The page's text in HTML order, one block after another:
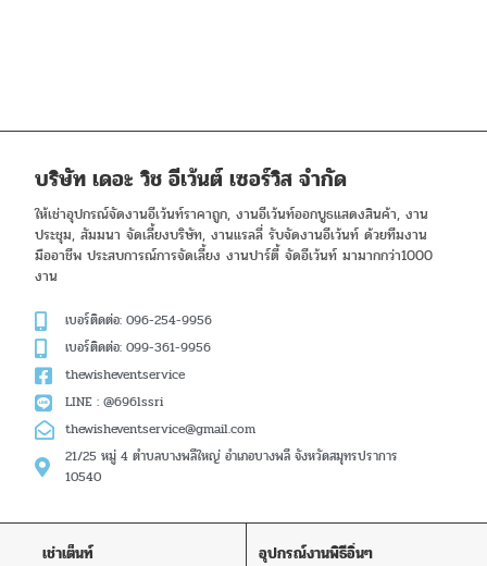
บริษัท เดอะ วิช อีเว้นต์ เซอร์วิส จำกัด
ให้เช่าอุปกรณ์จัดงานอีเว้นท์ราคาถูก, งานอีเว้นท์ออกบูธแสดงสินค้า, งาน
ประชุม, สัมมนา จัดเลี้ยงบริษัท, งานแรลลี่ รับจัดงานอีเว้นท์ ด้วยทีมงาน
มืออาชีพ ประสบการณ์การจัดเลี้ยง งานปาร์ตี้ จัดอีเว้นท์ มามากกว่า1000
งาน
เบอร์ติดต่อ: 096-254-9956
เบอร์ติดต่อ: 099-361-9956
thewisheventservice
LINE : @696lssri
thewisheventservice@gmail.com
21/25 หมู่ 4 ตำบลบางพลีใหญ่ อำเภอบางพลี จังหวัดสมุทรปราการ
10540
เช่าเต็นท์
อุปกรณ์งานพิธีอิ่นๆ